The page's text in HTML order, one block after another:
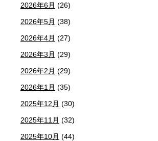
2026年6月 (26)
2026年5月 (38)
2026年4月 (27)
2026年3月 (29)
2026年2月 (29)
2026年1月 (35)
2025年12月 (30)
2025年11月 (32)
2025年10月 (44)